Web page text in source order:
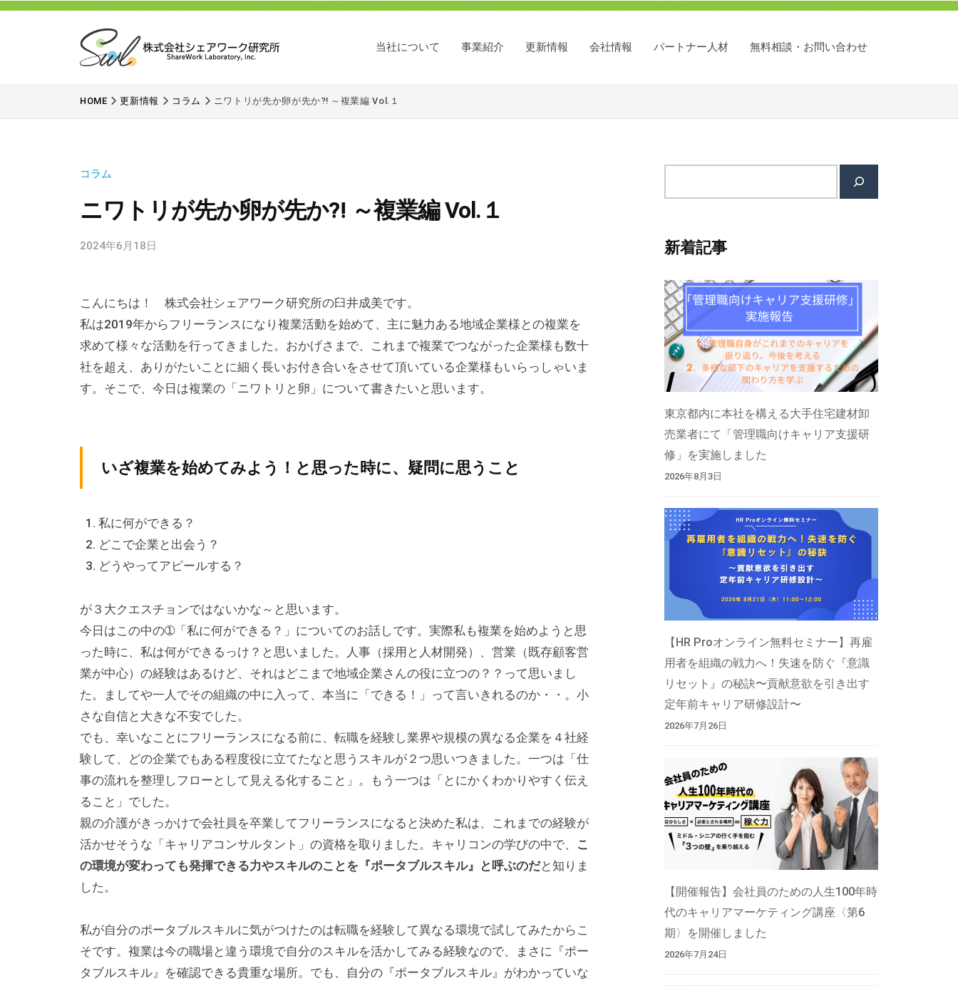
コ
へ
式
会
シ
ア
ワ
研
究
所
来
に
が
る
選
択
す
べ
て
の
人
当社について 事業紹介 更新情報 会社情報 パートナー人材 無料相談・お問い合わせ
HOME 更新情報 コラム ニワトリが先か卵が先か⁈ ～複業編 Vol.１
コラム
ニワトリが先か卵が先か⁈ ～複業編 Vol.１
2024年6月18日
世
青
木
こんにちは！ 株式会社シェアワーク研究所の臼井成美です。
私は2019年からフリーランスになり複業活動を始めて、主に魅力ある地域企業様との複業を
求めて様々な活動を行ってきました。おかげさまで、これまで複業でつながった企業様も数十
社を超え、ありがたいことに細く長いお付き合いをさせて頂いている企業様もいらっしゃいま
す。そこで、今日は複業の「ニワトリと卵」について書きたいと思います。
いざ複業を始めてみよう！と思った時に、疑問に思うこと
私に何ができる？
どこで企業と出会う？
どうやってアピールする？
が３大クエスチョンではないかな～と思います。
今日はこの中の➀「私に何ができる？」についてのお話しです。実際私も複業を始めようと思
った時に、私は何ができるっけ？と思いました。人事（採用と人材開発）、営業（既存顧客営
業が中心）の経験はあるけど、それはどこまで地域企業さんの役に立つの？？って思いまし
た。ましてや一人でその組織の中に入って、本当に「できる！」って言いきれるのか・・。小
さな自信と大きな不安でした。
でも、幸いなことにフリーランスになる前に、転職を経験し業界や規模の異なる企業を４社経
験して、どの企業でもある程度役に立てたなと思うスキルが２つ思いつきました。一つは「仕
事の流れを整理しフローとして見える化すること」。もう一つは「とにかくわかりやすく伝え
ること」でした。
親の介護がきっかけで会社員を卒業してフリーランスになると決めた私は、これまでの経験が
活かせそうな「キャリアコンサルタント」の資格を取りました。キャリコンの学びの中で、 こ
の環境が変わっても発揮できる力やスキルのことを『ポータブルスキル』と呼ぶのだと知りま
した。
私が自分のポータブルスキルに気がつけたのは転職を経験して異なる環境で試してみたからこ
そです。複業は今の職場と違う環境で自分のスキルを活かしてみる経験なので、まさに『ポー
タブルスキル』を確認できる貴重な場所。でも、自分の『ポータブルスキル』がわかっていな
イ
内
検
索
新着記事
東京都内に本社を構える大手住宅建材卸
売業者にて「管理職向けキャリア支援研
修」を実施しました
2026年8月3日
【HR Proオンライン無料セミナー】再雇
用者を組織の戦力へ！失速を防ぐ『意識
リセット』の秘訣〜貢献意欲を引き出す
定年前キャリア研修設計〜
2026年7月26日
【開催報告】会社員のための人生100年時
代のキャリアマーケティング講座〈第6
期〉を開催しました
2026年7月24日
社
シ
ア
ワ
研
究
所